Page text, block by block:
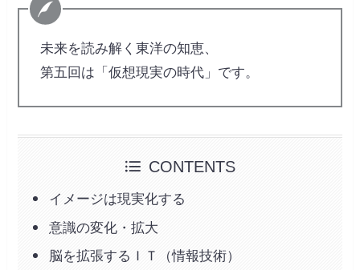
未来を読み解く東洋の知恵、
第五回は「仮想現実の時代」です。
CONTENTS
イメージは現実化する
意識の変化・拡大
脳を拡張するＩＴ（情報技術）